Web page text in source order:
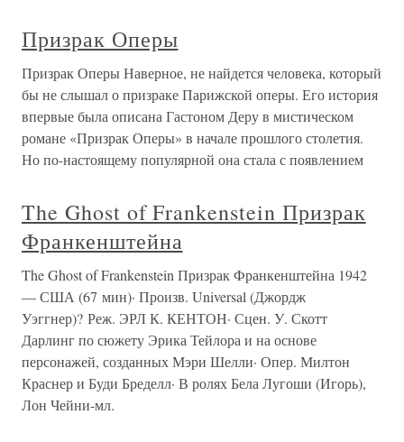
Призрак Оперы
Призрак Оперы Наверное, не найдется человека, который
бы не слышал о призраке Парижской оперы. Его история
впервые была описана Гастоном Деру в мистическом
романе «Призрак Оперы» в начале прошлого столетия.
Но по-настоящему популярной она стала с появлением
The Ghost of Frankenstein Призрак
Франкенштейна
The Ghost of Frankenstein Призрак Франкенштейна 1942
— США (67 мин)· Произв. Universal (Джордж
Уэггнер)? Реж. ЭРЛ К. КЕНТОН· Сцен. У. Скотт
Дарлинг по сюжету Эрика Тейлора и на основе
персонажей, созданных Мэри Шелли· Опер. Милтон
Краснер и Буди Бределл· В ролях Бела Лугоши (Игорь),
Лон Чейни-мл.